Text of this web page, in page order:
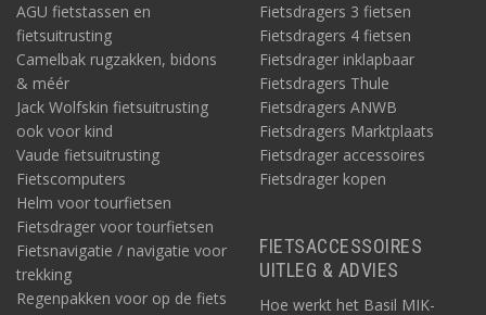
AGU fietstassen en
fietsuitrusting
Camelbak rugzakken, bidons
& méér
Jack Wolfskin fietsuitrusting
ook voor kind
Vaude fietsuitrusting
Fietscomputers
Helm voor tourfietsen
Fietsdrager voor tourfietsen
Fietsnavigatie / navigatie voor
trekking
Regenpakken voor op de fiets
Fietsdragers 3 fietsen
Fietsdragers 4 fietsen
Fietsdrager inklapbaar
Fietsdragers Thule
Fietsdragers ANWB
Fietsdragers Marktplaats
Fietsdrager accessoires
Fietsdrager kopen
FIETSACCESSOIRES
UITLEG & ADVIES
Hoe werkt het Basil MIK-